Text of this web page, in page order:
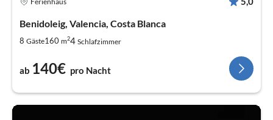
Benidoleig, Valencia, Costa Blanca
8 Gäste160 m24 Schlafzimmer
ab 140€ pro Nacht